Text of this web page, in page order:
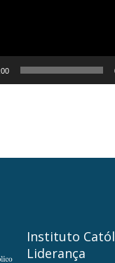
Instituto
Liderança